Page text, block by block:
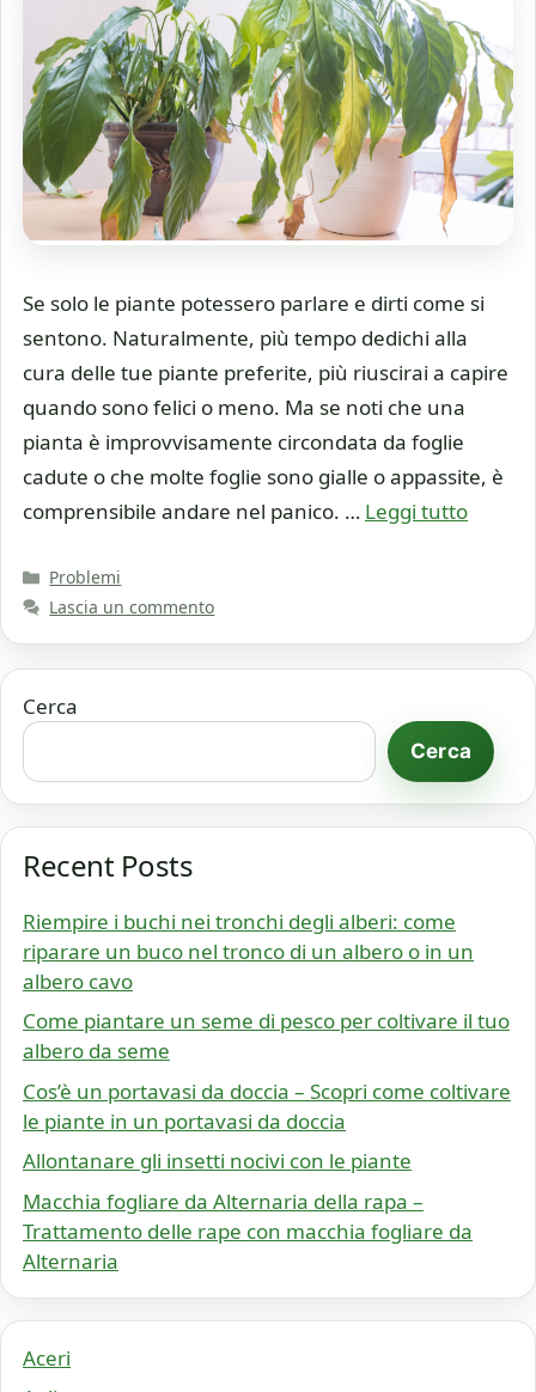
Se solo le piante potessero parlare e dirti come si
sentono. Naturalmente, più tempo dedichi alla
cura delle tue piante preferite, più riuscirai a capire
quando sono felici o meno. Ma se noti che una
pianta è improvvisamente circondata da foglie
cadute o che molte foglie sono gialle o appassite, è
comprensibile andare nel panico. … Leggi tutto
Categorie
Problemi
Lascia un commento
Cerca
Cerca
Recent Posts
Riempire i buchi nei tronchi degli alberi: come
riparare un buco nel tronco di un albero o in un
albero cavo
Come piantare un seme di pesco per coltivare il tuo
albero da seme
Cos’è un portavasi da doccia – Scopri come coltivare
le piante in un portavasi da doccia
Allontanare gli insetti nocivi con le piante
Macchia fogliare da Alternaria della rapa –
Trattamento delle rape con macchia fogliare da
Alternaria
Aceri